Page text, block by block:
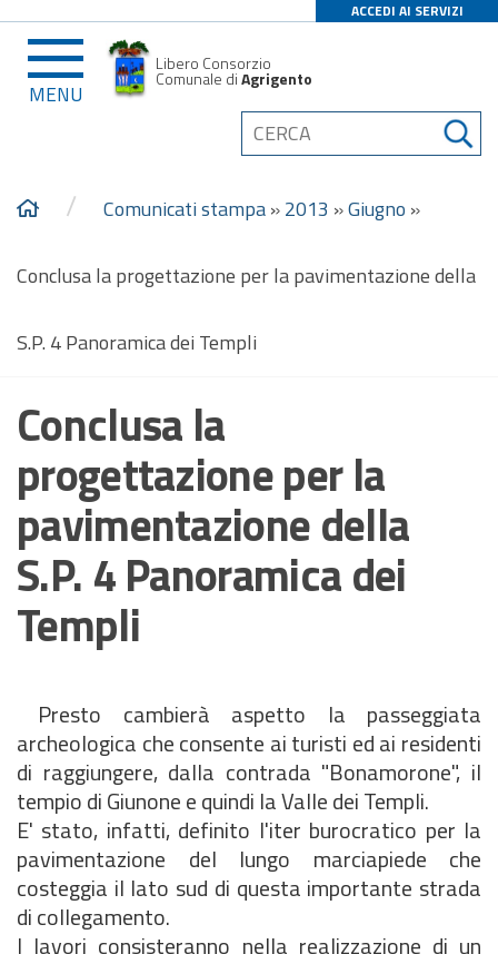
ACCEDI AI SERVIZI
MENU
Libero Consorzio
Comunale diAgrigento
/ Comunicati stampa»2013 »Giugno »
Conclusa la progettazione per la pavimentazione della
S.P. 4 Panoramica dei Templi
Conclusa la
progettazione per la
pavimentazione della
S.P. 4 Panoramica dei
Templi
Presto cambierà aspetto la passeggiata
archeologica che consente ai turisti ed ai residenti
di raggiungere, dalla contrada "Bonamorone", il
tempio di Giunone e quindi la Valle dei Templi.
E' stato, infatti, definito l'iter burocratico per la
pavimentazione del lungo marciapiede che
costeggia il lato sud di questa importante strada
di collegamento.
I lavori consisteranno nella realizzazione di un